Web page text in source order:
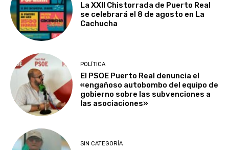
La XXII Chistorrada de Puerto Real
se celebrará el 8 de agosto en La
Cachucha
POLÍTICA
El PSOE Puerto Real denuncia el
«engañoso autobombo del equipo de
gobierno sobre las subvenciones a
las asociaciones»
SIN CATEGORÍA